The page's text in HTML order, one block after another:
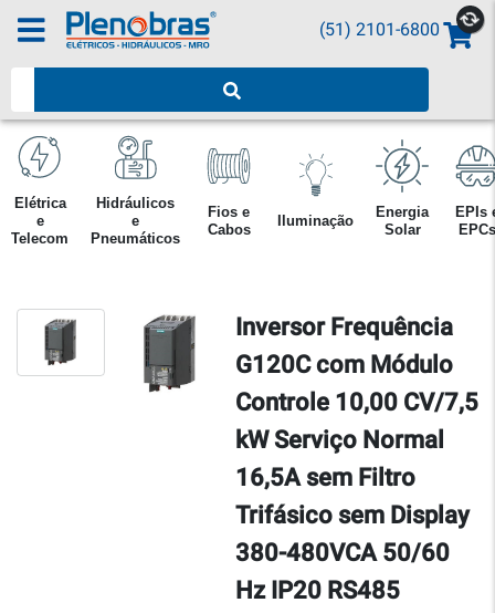
(51) 2101-6800
Elétrica
e
Telecom
Hidráulicos
e
Pneumáticos
Fios e
Cabos
Iluminação
Energia
Solar
EPIs
EPCs
Inversor Frequência
G120C com Módulo
Controle 10,00 CV/7,5
kW Serviço Normal
16,5A sem Filtro
Trifásico sem Display
380-480VCA 50/60
Hz IP20 RS485